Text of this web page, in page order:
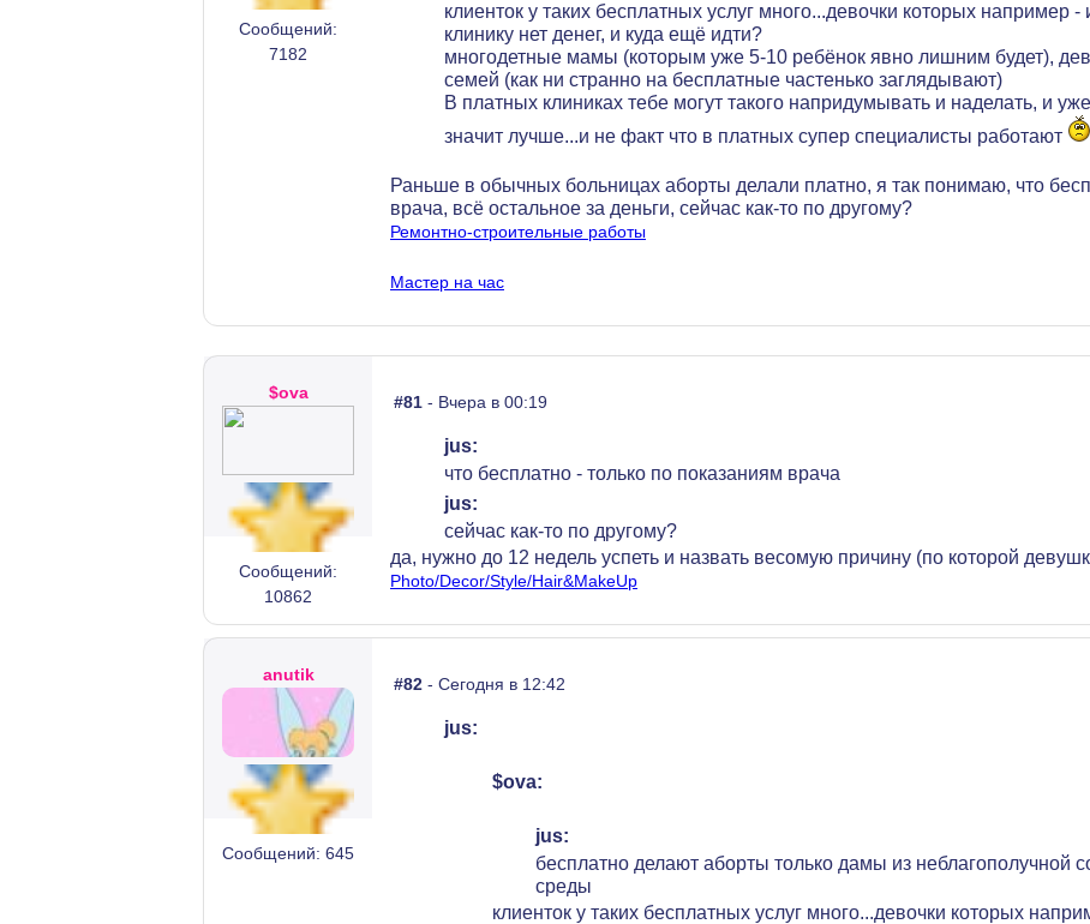
Сообщений:
7182
клиенток у таких бесплатных услуг много...девочки которых например
клинику нет денег, и куда ещё идти?
многодетные мамы (которым уже 5-10 ребёнок явно лишним будет),
семей (как ни странно на бесплатные частенько заглядывают)
В платных клиниках тебе могут такого напридумывать и наделать, и
значит лучше...и не факт что в платных супер специалисты работают
Раньше в обычных больницах аборты делали платно, я так понимаю, что
врача, всё остальное за деньги, сейчас как-то по другому?
Ремонтно-строительные работы
Мастер на час
$ova
Сообщений:
10862
#81 - Вчера в 00:19
jus:
что бесплатно - только по показаниям врача
jus:
сейчас как-то по другому?
да, нужно до 12 недель успеть и назвать весомую причину (по которой
Photo/Decor/Style/Hair&MakeUp
anutik
Сообщений: 645
#82 - Сегодня в 12:42
jus:
$ova:
jus:
бесплатно делают аборты только дамы из неблагополучной
среды
клиенток у таких бесплатных услуг много...девочки которых